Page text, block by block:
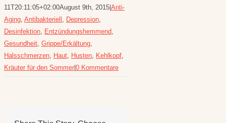
11T20:11:05+02:00August 9th, 2015 Anti-
Aging, Antibakteriell , Depression,
Desinfektion, Entzündungshemmend,
Gesundheit, Grippe/Erkältung,
Halsschmerzen, Haut, Husten, Kehlkopf,
Kräuter für den Sommer 0 Kommentare